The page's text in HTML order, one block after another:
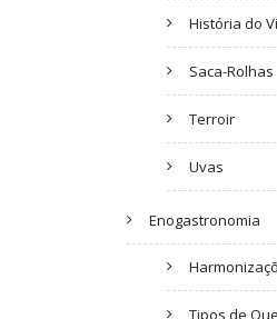
História do
Saca-Rolhas
Terroir
Uvas
Enogastronomia
Tipos de